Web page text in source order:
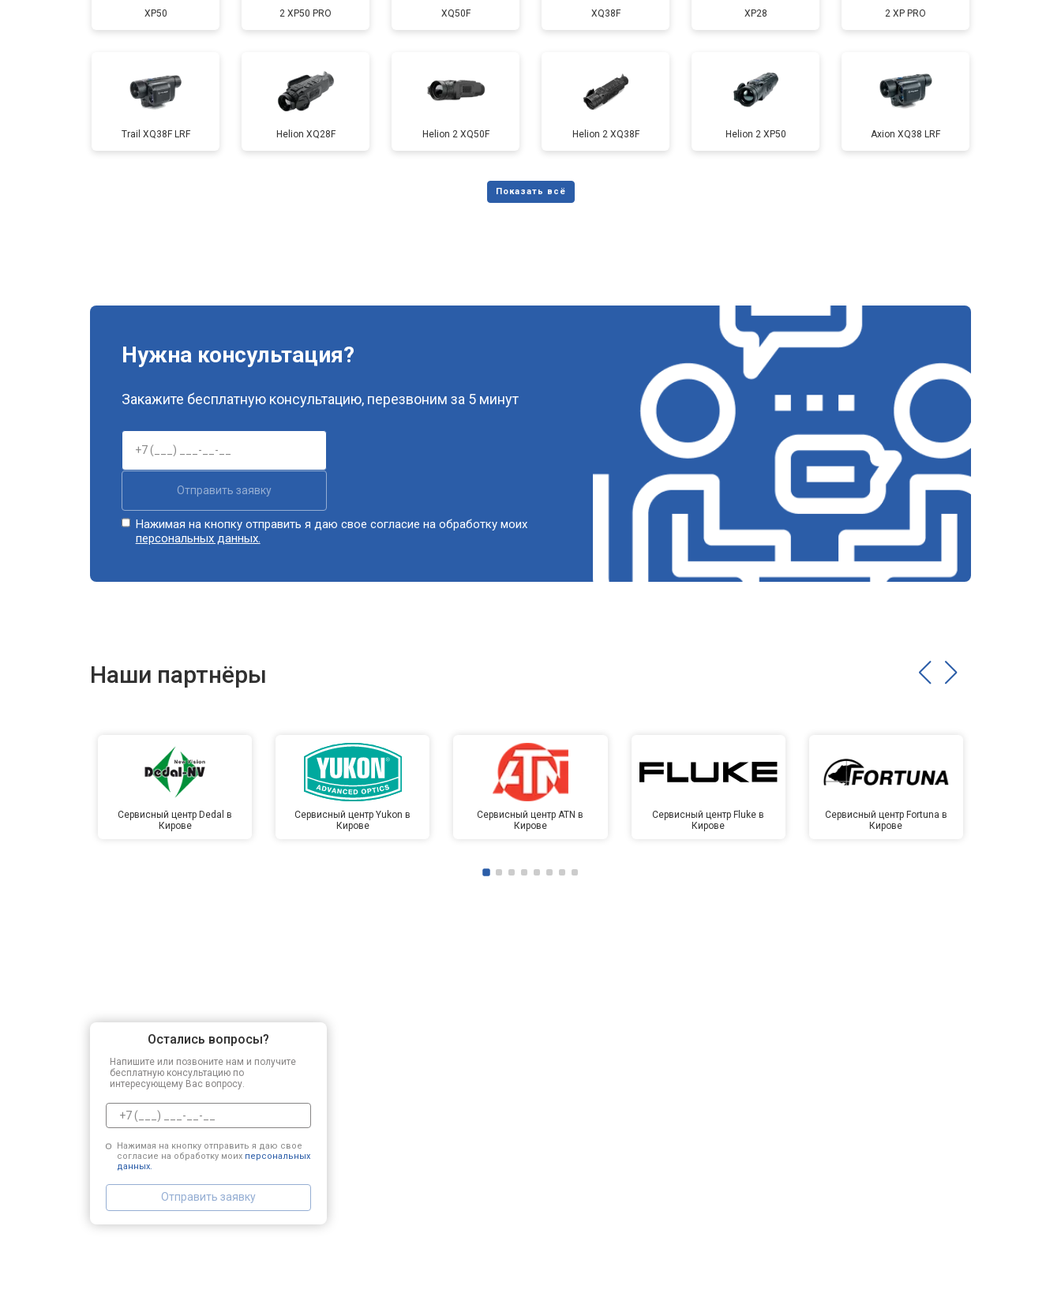
XP50 2 XP50 PRO XQ50F XQ38F XP28 2 XP PRO
Trail XQ38F LRF Helion XQ28F Helion 2 XQ50F Helion 2 XQ38F Helion 2 XP50 Axion XQ38 LRF
Нужна консультация?
Закажите бесплатную консультацию, перезвоним за 5 минут
Отправить заявку
Нажимая на кнопку отправить я даю свое согласие на обработку моих
персональных данных.
Наши партнёры
Сервисный центр Dedal в
Кирове
Сервисный центр Yukon в
Кирове
Сервисный центр ATN в
Кирове
Сервисный центр Fluke в
Кирове
Сервисный центр Fortuna в
Кирове
Остались вопросы?
Напишите или позвоните нам и получите
бесплатную консультацию по
интересующему Вас вопросу.
Нажимая на кнопку отправить я даю свое
согласие на обработку моих персональных
данных.
Отправить заявку